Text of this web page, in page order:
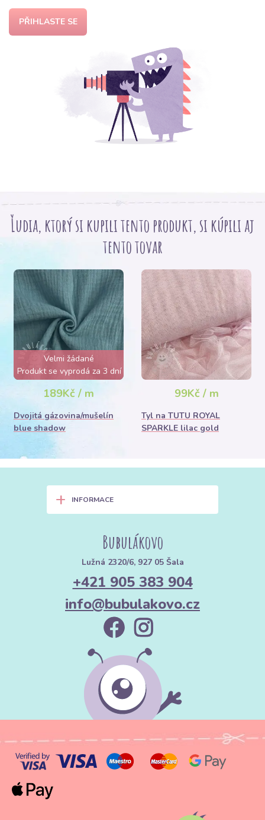
PŘIHLASTE SE
Ľudia, ktorý si kupili tento produkt, si kúpili aj
tento tovar
Velmi žádané
Produkt se vyprodá za 3 dní
189Kč / m
Dvojitá gázovina/mušelín
blue shadow
99Kč / m
Tyl na TUTU ROYAL
SPARKLE lilac gold
+ INFORMACE
Bubulákovo
Lužná 2320/6, 927 05 Šala
+421 905 383 904
info@bubulakovo.cz